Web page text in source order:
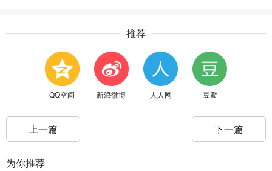
推荐
QQ空间 新浪微博 人人网 豆瓣
上一篇 下一篇
为你推荐